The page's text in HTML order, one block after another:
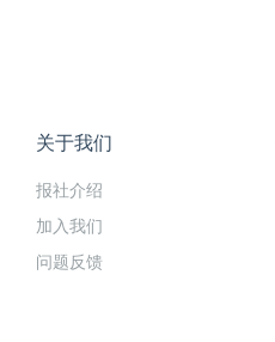
关于我们
报社介绍
加入我们
问题反馈